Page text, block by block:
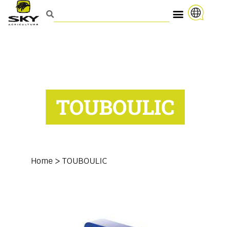
TOUBOULIC
Home > TOUBOULIC